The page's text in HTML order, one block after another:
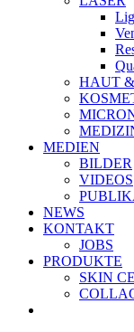
HAUT
MEDIEN
BILDER
VIDEOS
NEWS
KONTAKT
JOBS
PRODUKTE
SKIN